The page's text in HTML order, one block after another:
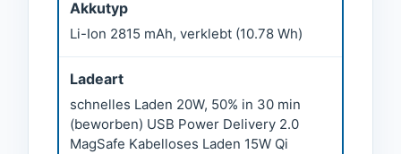
Akkutyp
Li-Ion 2815 mAh, verklebt (10.78 Wh)
Ladeart
schnelles Laden 20W, 50% in 30 min
(beworben) USB Power Delivery 2.0
MagSafe Kabelloses Laden 15W Qi